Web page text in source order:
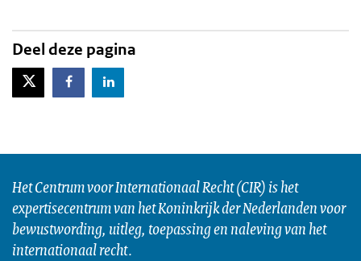
Deel deze pagina
X-TwitterFacebookLinkedIn
Het Centrum voor Internationaal Recht (CIR) is het
expertisecentrum van het Koninkrijk der Nederlanden voor
bewustwording, uitleg, toepassing en naleving van het
internationaal recht.